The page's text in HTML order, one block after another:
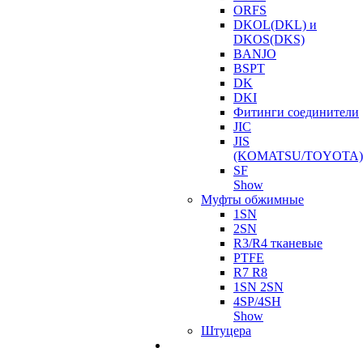
ORFS
DKOL(DKL) и
DKOS(DKS)
BANJO
BSPT
DK
DKI
Фитинги соединители
JIC
JIS
(KOMATSU/TOYOTA)
SF
Show
Муфты обжимные
1SN
2SN
R3/R4 тканевые
PTFE
R7 R8
1SN 2SN
4SP/4SH
Show
Штуцера